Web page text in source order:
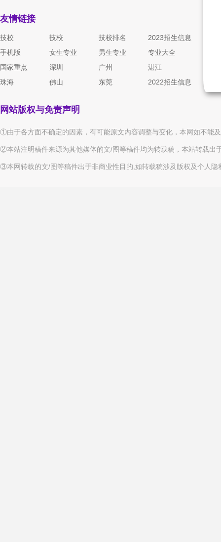
友情链接
技校 技校 技校排名
2023招生信息
手机版
女生专业 男生专业
专业大全
国家重点
深圳 广州
湛江
珠海
佛山 东莞 2022招生信息
网站版权与免责声明
①由于各方面不确定的因素，有可能原文内容调整与变化，本网如不能
②本站注明稿件来源为其他媒体的文/图等稿件均为转载稿，本站转载出
③本网转载的文/图等稿件出于非商业性目的,如转载稿涉及版权及个人